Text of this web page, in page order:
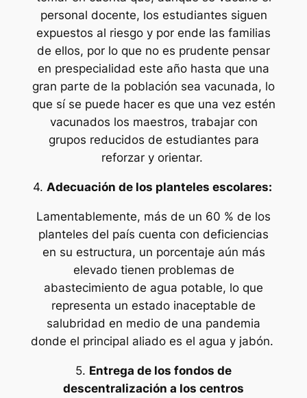
personal docente, los estudiantes siguen
expuestos al riesgo y por ende las familias
de ellos, por lo que no es prudente pensar
en prespecialidad este año hasta que una
gran parte de la población sea vacunada, lo
que sí se puede hacer es que una vez estén
vacunados los maestros, trabajar con
grupos reducidos de estudiantes para
reforzar y orientar.
4. Adecuación de los planteles escolares:
Lamentablemente, más de un 60 % de los
planteles del país cuenta con deficiencias
en su estructura, un porcentaje aún más
elevado tienen problemas de
abastecimiento de agua potable, lo que
representa un estado inaceptable de
salubridad en medio de una pandemia
donde el principal aliado es el agua y jabón.
5. Entrega de los fondos de
descentralización a los centros